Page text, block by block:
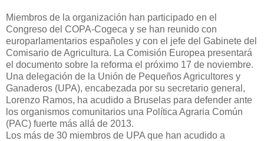
Miembros de la organización han participado en el
Congreso del COPA-Cogeca y se han reunido con
europarlamentarios españoles y con el jefe del Gabinete del
Comisario de Agricultura. La Comisión Europea presentará
el documento sobre la reforma el próximo 17 de noviembre.
Una delegación de la Unión de Pequeños Agricultores y
Ganaderos (UPA), encabezada por su secretario general,
Lorenzo Ramos, ha acudido a Bruselas para defender ante
los organismos comunitarios una Política Agraria Común
(PAC) fuerte más allá de 2013.
Los más de 30 miembros de UPA que han acudido a